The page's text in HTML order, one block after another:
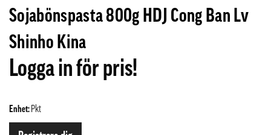
Sojabönspasta 800g HDJ Cong Ban Lv
Shinho Kina
Logga in för pris!
Enhet: Pkt